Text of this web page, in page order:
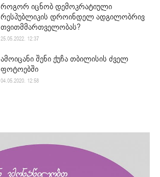
როგორ იცნობ დემოკრატიული
რესპუბლიკის დროინდელ ადგილობრივ
თვითმმართველობას?
25.05.2022. 12:37
ამოიცანი შენი ქუჩა თბილისის ძველ
ფოტოებში
04.05.2020. 12:58